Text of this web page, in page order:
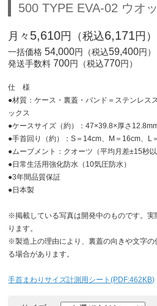
500 TYPE EVA-02 ウオ
月々 5,610円（税込6,171円
一括価格54,000円（税込59,400円）
発送手数料700円（税込770円）
仕 様
●材質：ケース・裏蓋・バンド＝ステンレ
ックス
●ケースサイズ（約）：47×39.8×厚さ
●手首回り（約）：S＝14cm、M＝16cm、L
●ムーブメント：クオーツ（平均月差±15秒以
●日常生活用強化防水（10気圧防水）
●3年間品質保証
●日本製
※掲載している写真は開発中のものです。実
ります。
※製造上の理由により、裏蓋の向きや文字の
る場合があります。
手首まわりサイズ計測用シート(PDF:462KB)